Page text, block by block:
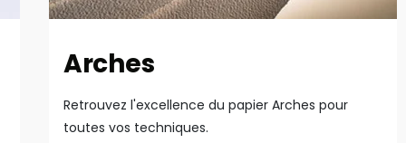
Arches
Retrouvez l'excellence du papier Arches pour
toutes vos techniques.